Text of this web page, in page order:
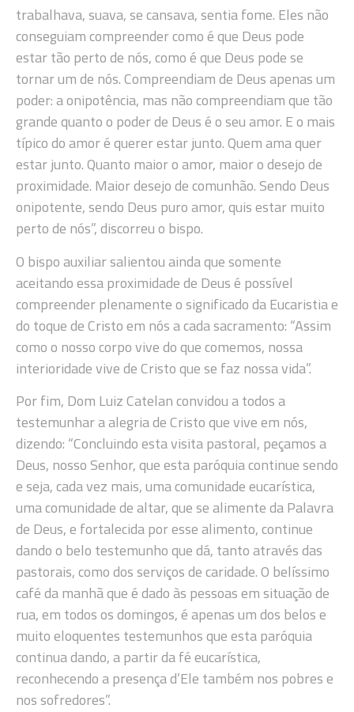
trabalhava, suava, se cansava, sentia fome. Eles não
conseguiam compreender como é que Deus pode
estar tão perto de nós, como é que Deus pode se
tornar um de nós. Compreendiam de Deus apenas um
poder: a onipotência, mas não compreendiam que tão
grande quanto o poder de Deus é o seu amor. E o mais
típico do amor é querer estar junto. Quem ama quer
estar junto. Quanto maior o amor, maior o desejo de
proximidade. Maior desejo de comunhão. Sendo Deus
onipotente, sendo Deus puro amor, quis estar muito
perto de nós”, discorreu o bispo.
O bispo auxiliar salientou ainda que somente
aceitando essa proximidade de Deus é possível
compreender plenamente o significado da Eucaristia e
do toque de Cristo em nós a cada sacramento: “Assim
como o nosso corpo vive do que comemos, nossa
interioridade vive de Cristo que se faz nossa vida”.
Por fim, Dom Luiz Catelan convidou a todos a
testemunhar a alegria de Cristo que vive em nós,
dizendo: “Concluindo esta visita pastoral, peçamos a
Deus, nosso Senhor, que esta paróquia continue sendo
e seja, cada vez mais, uma comunidade eucarística,
uma comunidade de altar, que se alimente da Palavra
de Deus, e fortalecida por esse alimento, continue
dando o belo testemunho que dá, tanto através das
pastorais, como dos serviços de caridade. O belíssimo
café da manhã que é dado às pessoas em situação de
rua, em todos os domingos, é apenas um dos belos e
muito eloquentes testemunhos que esta paróquia
continua dando, a partir da fé eucarística,
reconhecendo a presença d’Ele também nos pobres e
nos sofredores”.